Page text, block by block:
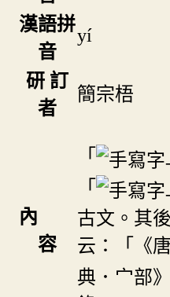
漢語拼
音
yí
研 訂
者
簡宗梧
內
容
「
「
古文。其
云：「《
典．宀部